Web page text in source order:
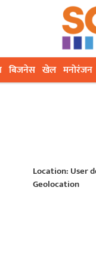
बिजनेस खेल मनोरंजन
Location: User
Geolocation